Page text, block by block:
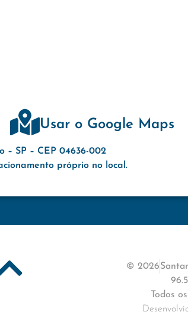
Usar o Google Maps
– SP – CEP 04636-002
próprio no local.
© 2026
Todos